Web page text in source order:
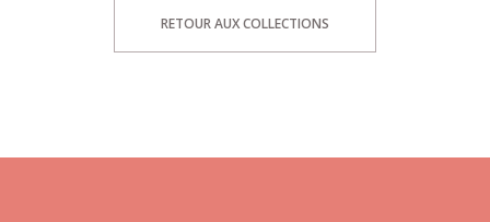
RETOUR AUX COLLECTIONS